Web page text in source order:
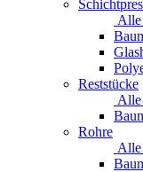
Alle
Reststücke
Alle
Rohre
Alle